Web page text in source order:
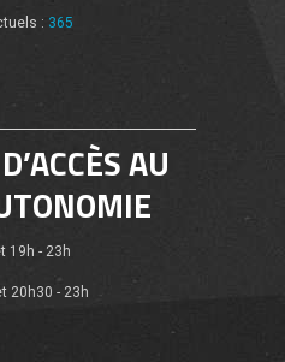
: 365
AU
19h - 23h
20h30 - 23h